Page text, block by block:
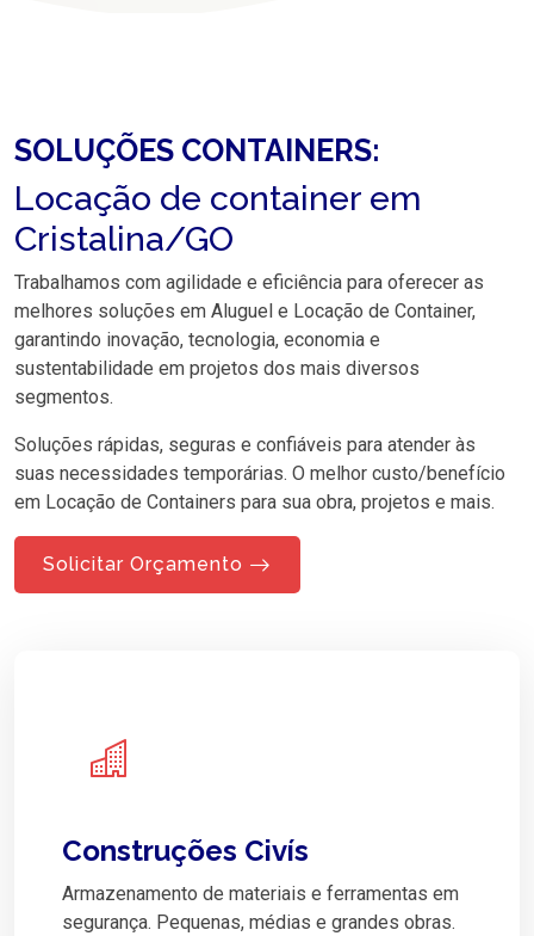
SOLUÇÕES CONTAINERS:
Locação de container em
Cristalina/GO
Trabalhamos com agilidade e eficiência para oferecer as
melhores soluções em Aluguel e Locação de Container,
garantindo inovação, tecnologia, economia e
sustentabilidade em projetos dos mais diversos
segmentos.
Soluções rápidas, seguras e confiáveis para atender às
suas necessidades temporárias. O melhor custo/benefício
em Locação de Containers para sua obra, projetos e mais.
Solicitar Orçamento
Construções Civís
Armazenamento de materiais e ferramentas em
segurança. Pequenas, médias e grandes obras.